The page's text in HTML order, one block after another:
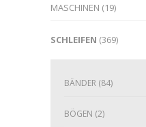
MASCHINEN (19)
SCHLEIFEN (369)
BÄNDER (84)
BÖGEN (2)